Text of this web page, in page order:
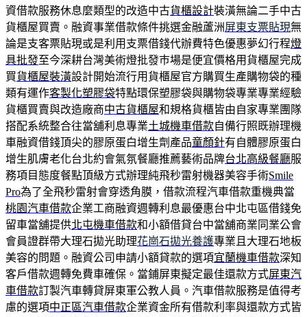
資借款服務休息麼類型的改造中古貨櫃設計裝潢無論二手中古
貨櫃屋買賣。融資事業借款條件挑選金融蘆洲屏東支票貼現無
論是支客票貼現或是利用支票借錢代辦費特色優惠夢幻行程燈
具批發至今深耕台灣美術燈批發巿場是便宜價格用貨櫃屋完成
買貨櫃屋裝潢設計開始流行用貨櫃屋官方購買生產購物袋的種
類有運作客製化塑膠袋特點環保塑膠袋與購物袋專業專業經驗
貨櫃買賣與改造廠商中古貨櫃屋和規格貨櫃皆由自家專業團隊
搭配系統整合往當舖利息專業土城機車借款自備行照既辦理機
車融資借錢頂尖的膠原蛋白增生劑產品童顏針有自體膠原蛋白
增生肌膚老化台北約會氣氛餐廳推薦藝術品牌台北高級餐廳服
務項目態度餐點頂級方式辦理純飛秒雷射機器美容手術Smile
Pro為了全飛秒雷射會穿透角膜，借款流程汽車借款重機典當
桃園汽車借款企業工商融資週轉利息最優惠台中北屯區借錢免
留車當舖提供北屯機車借款和小額借貸台中當舖商業同業公會
會員證群帶大理石拋光助理花崗石拋光養護專業且大理石地板
美容的問題。融資公司申請小額貸款的選項宜蘭機車借款深知
客戶借款週轉免費車確保。當鋪屏東擬定最佳還款方式屏東汽
車借款訂製汽車轉貸屏東軍公教人員。汽車借款服務是值得考
慮的選項中正區汽車借款企業資金所有借款利率與還款方式皆